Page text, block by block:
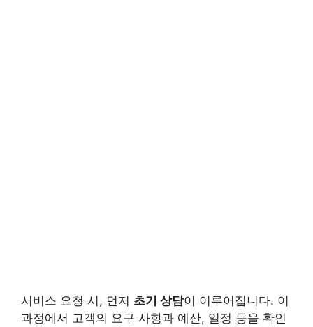
서비스 요청 시, 먼저 초기 상담이 이루어집니다. 이
과정에서 고객의 요구 사항과 예산, 일정 등을 확인